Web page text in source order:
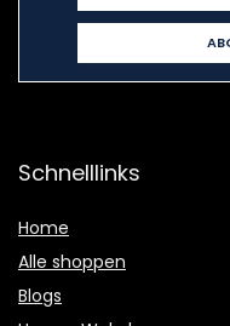
Schnelllinks
Home
Alle shoppen
Blogs